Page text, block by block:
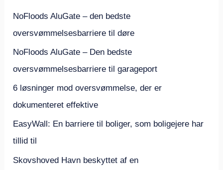
NoFloods AluGate – den bedste
oversvømmelsesbarriere til døre
NoFloods AluGate – Den bedste
oversvømmelsesbarriere til garageport
6 løsninger mod oversvømmelse, der er
dokumenteret effektive
EasyWall: En barriere til boliger, som boligejere har
tillid til
Skovshoved Havn beskyttet af en